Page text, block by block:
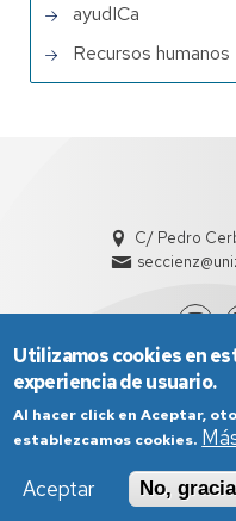
ayudICa
Recursos humanos
C/ Pedro
Aviso Legal
Política de
Utilizamos cookies en
experiencia de usuario.
Al hacer click en Aceptar,
establezcamos cookies.
Aceptar
No,